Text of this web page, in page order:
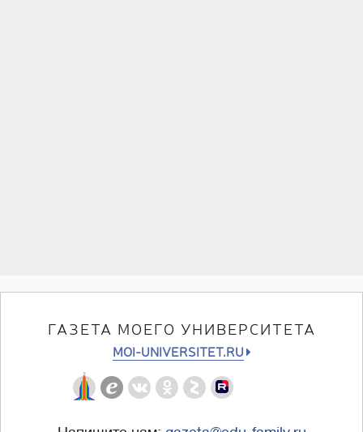
ГАЗЕТА МОЕГО УНИВЕРСИТЕТА
MOI-UNIVERSITET.RU